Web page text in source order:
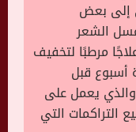
إلى بعض
الشعر
مرطبًا لتخفيف
قبل
والذي يعمل على
التراكمات التي